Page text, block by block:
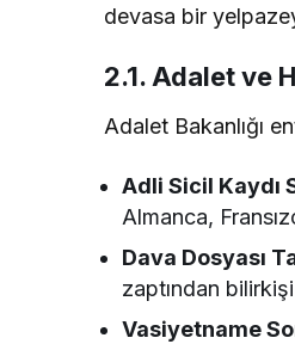
devasa bir
2.1. Adalet ve
Adalet Bakanlığı
Adli Sicil Kaydı
Almanca,
Dava Dosyası
zaptından
Vasiyetname